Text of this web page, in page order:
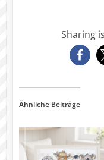
Sharing
Ähnliche Beiträge